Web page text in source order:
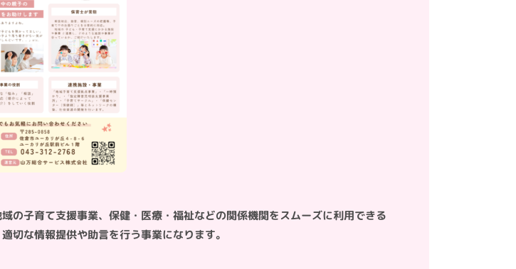
の子育て支援事業、保健・医療・福祉などの関係機関をスムーズに利用できる
切な情報提供や助言を行う事業になります。